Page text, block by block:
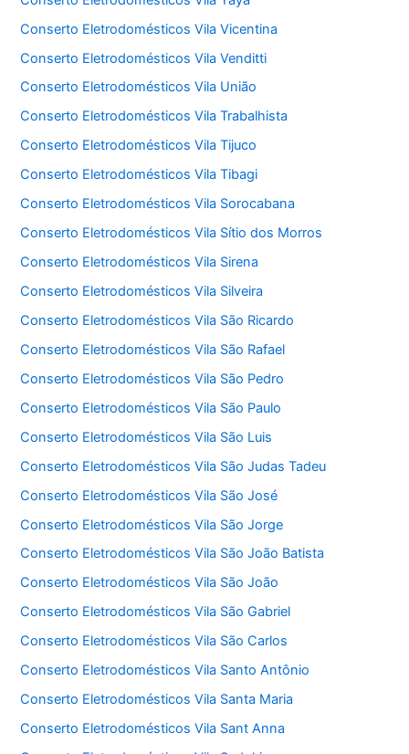
Conserto Eletrodomésticos Vila Vicentina
Conserto Eletrodomésticos Vila Venditti
Conserto Eletrodomésticos Vila União
Conserto Eletrodomésticos Vila Trabalhista
Conserto Eletrodomésticos Vila Tijuco
Conserto Eletrodomésticos Vila Tibagi
Conserto Eletrodomésticos Vila Sorocabana
Conserto Eletrodomésticos Vila Sítio dos Morros
Conserto Eletrodomésticos Vila Sirena
Conserto Eletrodomésticos Vila Silveira
Conserto Eletrodomésticos Vila São Ricardo
Conserto Eletrodomésticos Vila São Rafael
Conserto Eletrodomésticos Vila São Pedro
Conserto Eletrodomésticos Vila São Paulo
Conserto Eletrodomésticos Vila São Luis
Conserto Eletrodomésticos Vila São Judas Tadeu
Conserto Eletrodomésticos Vila São José
Conserto Eletrodomésticos Vila São Jorge
Conserto Eletrodomésticos Vila São João Batista
Conserto Eletrodomésticos Vila São João
Conserto Eletrodomésticos Vila São Gabriel
Conserto Eletrodomésticos Vila São Carlos
Conserto Eletrodomésticos Vila Santo Antônio
Conserto Eletrodomésticos Vila Santa Maria
Conserto Eletrodomésticos Vila Sant Anna